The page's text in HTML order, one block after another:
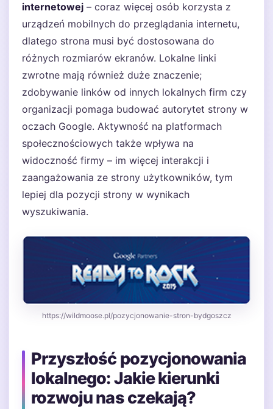
internetowej – coraz więcej osób korzysta z
urządzeń mobilnych do przeglądania internetu,
dlatego strona musi być dostosowana do
różnych rozmiarów ekranów. Lokalne linki
zwrotne mają również duże znaczenie;
zdobywanie linków od innych lokalnych firm czy
organizacji pomaga budować autorytet strony w
oczach Google. Aktywność na platformach
społecznościowych także wpływa na
widoczność firmy – im więcej interakcji i
zaangażowania ze strony użytkowników, tym
lepiej dla pozycji strony w wynikach
wyszukiwania.
https://wildmoose.pl/pozycjonowanie-stron-bydgoszcz
Przyszłość pozycjonowania
lokalnego: Jakie kierunki
rozwoju nas czekają?